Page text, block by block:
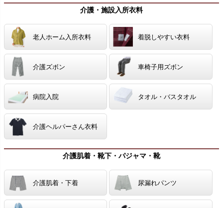
介護・施設入所衣料
老人ホーム入所衣料 着脱しやすい衣料
介護ズボン 車椅子用ズボン
病院入院 タオル・バスタオル
介護ヘルパーさん衣料
介護肌着・靴下・パジャマ・靴
介護肌着・下着 尿漏れパンツ